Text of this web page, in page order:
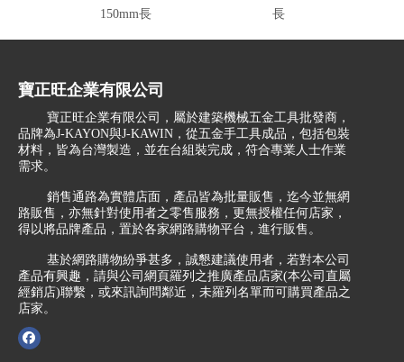
150mm長
長
寶正旺企業有限公司
寶正旺企業有限公司，屬於建築機械五金工具批發商，
品牌為J-KAYON與J-KAWIN，從五金手工具成品，包括包裝
材料，皆為台灣製造，並在台組裝完成，符合專業人士作業
需求。
銷售通路為實體店面，產品皆為批量販售，迄今並無網
路販售，亦無針對使用者之零售服務，更無授權任何店家，
得以將品牌產品，置於各家網路購物平台，進行販售。
基於網路購物紛爭甚多，誠懇建議使用者，若對本公司
產品有興趣，請與公司網頁羅列之推廣產品店家(本公司直屬
經銷店)聯繫，或來訊詢問鄰近，未羅列名單而可購買產品之
店家。